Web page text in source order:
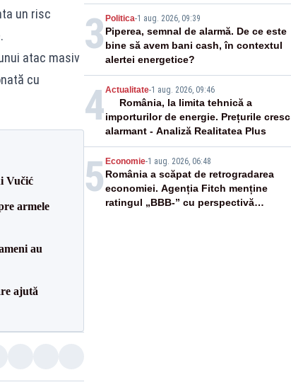
un risc
atac masiv
cu
Vučić
armele
au
ajută
3 Politica-1 aug. 2026, 09:39
Piperea, semnal de alarmă. De ce este
bine să avem bani cash, în contextul
alertei energetice?
4Actualitate-1 aug. 2026, 09:46
România, la limita tehnică a
importurilor de energie. Prețurile cresc
alarmant - Analiză Realitatea Plus
5 Economie-1 aug. 2026, 06:48
România a scăpat de retrogradarea
economiei. Agenția Fitch menține
ratingul „BBB-” cu perspectivă